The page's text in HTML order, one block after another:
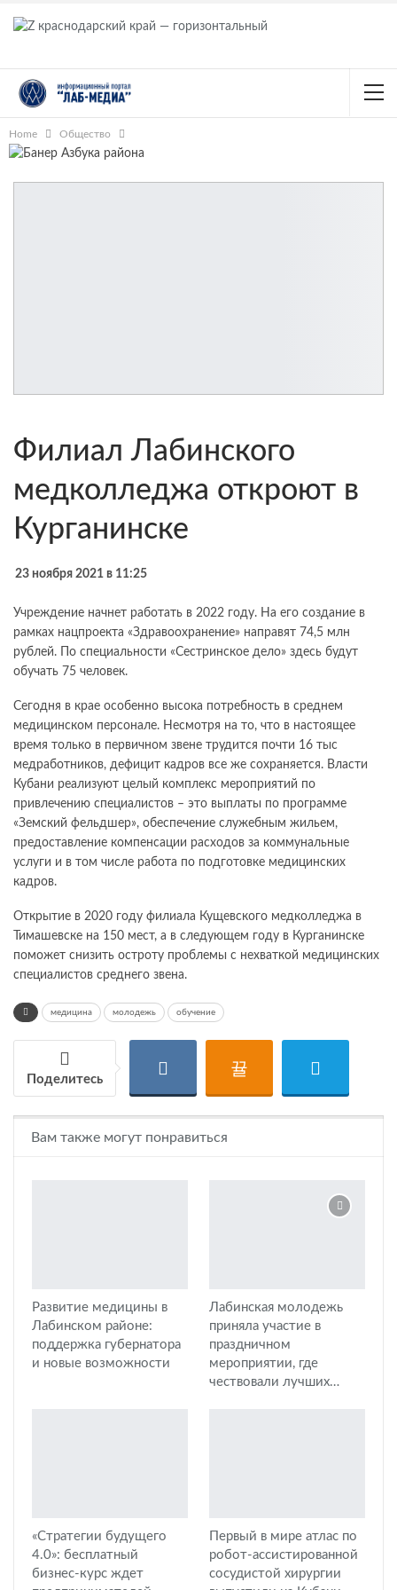
Home Общество
Филиал Лабинского
медколледжа откроют в
Курганинске
23 ноября 2021 в 11:25
Учреждение начнет работать в 2022 году. На его создание в
рамках нацпроекта «Здравоохранение» направят 74,5 млн
рублей. По специальности «Сестринское дело» здесь будут
обучать 75 человек.
Сегодня в крае особенно высока потребность в среднем
медицинском персонале. Несмотря на то, что в настоящее
время только в первичном звене трудится почти 16 тыс
медработников, дефицит кадров все же сохраняется. Власти
Кубани реализуют целый комплекс мероприятий по
привлечению специалистов – это выплаты по программе
«Земский фельдшер», обеспечение служебным жильем,
предоставление компенсации расходов за коммунальные
услуги и в том числе работа по подготовке медицинских
кадров.
Открытие в 2020 году филиала Кущевского медколледжа в
Тимашевске на 150 мест, а в следующем году в Курганинске
поможет снизить остроту проблемы с нехваткой медицинских
специалистов среднего звена.
медицина молодежь обучение
Поделитесь
Вам также могут понравиться
Развитие медицины в
Лабинском районе:
поддержка губернатора
и новые возможности
Лабинская молодежь
приняла участие в
праздничном
мероприятии, где
чествовали лучших…
«Стратегии будущего
4.0»: бесплатный
бизнес-курс ждет
Первый в мире атлас по
робот-ассистированной
сосудистой хирургии